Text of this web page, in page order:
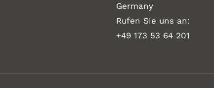
Germany
Rufen Sie uns an:
+49 173 53 64 201